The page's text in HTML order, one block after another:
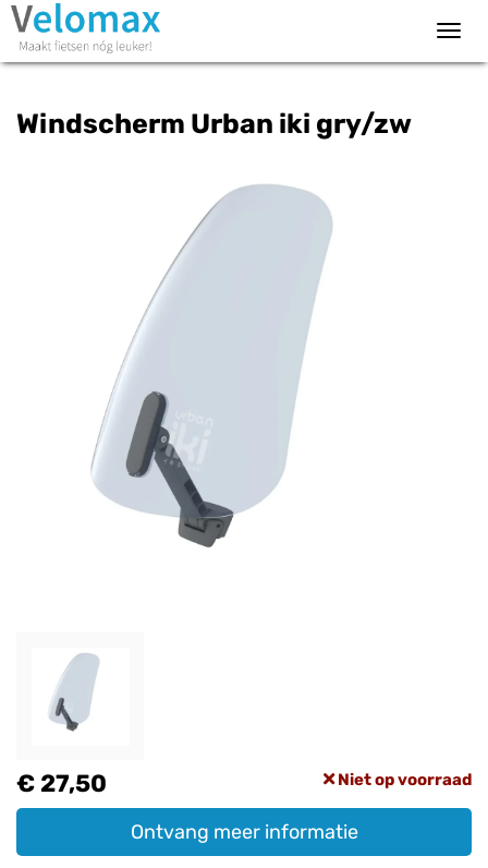
Windscherm Urban iki gry/zw
€ 27,50 Niet op voorraad
Ontvang meer informatie